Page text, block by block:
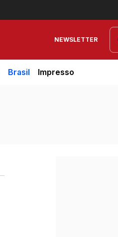
NEWSLETTER
Brasil Impresso